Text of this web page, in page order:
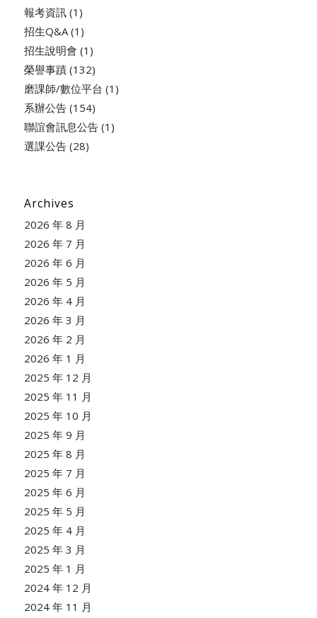
報考資訊(1)
招生Q&A(1)
招生說明會 (1)
榮譽事蹟(132)
磨課師/數位平台 (1)
系辦公告(154)
聯誼會訊息公告(1)
選課公告(28)
Archives
2026 年 8 月
2026 年 7 月
2026 年 6 月
2026 年 5 月
2026 年 4 月
2026 年 3 月
2026 年 2 月
2026 年 1 月
2025 年 12 月
2025 年 11 月
2025 年 10 月
2025 年 9 月
2025 年 8 月
2025 年 7 月
2025 年 6 月
2025 年 5 月
2025 年 4 月
2025 年 3 月
2025 年 1 月
2024 年 12 月
2024 年 11 月